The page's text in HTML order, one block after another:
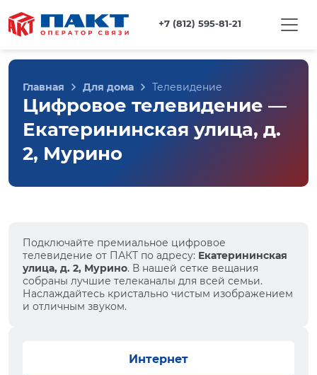
+7 (812) 595-81-21
Главная Для дома Телевидение
Цифровое телевидение —
Екатерининская улица, д.
2, Мурино
Подключайте премиальное цифровое
телевидение от ПАКТ по адресу: Екатерининская
улица, д. 2, Мурино. В нашей сетке вещания
собраны лучшие телеканалы для всей семьи.
Наслаждайтесь кристально чистым изображением
и отличным звуком.
Интернет